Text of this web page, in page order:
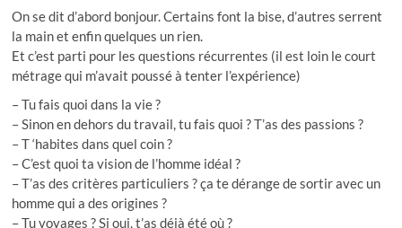
On se dit d’abord bonjour. Certains font la bise, d’autres serrent
la main et enfin quelques un rien.
Et c’est parti pour les questions récurrentes (il est loin le court
métrage qui m’avait poussé à tenter l’expérience)
– Tu fais quoi dans la vie ?
– Sinon en dehors du travail, tu fais quoi ? T’as des passions ?
– T ‘habites dans quel coin ?
– C’est quoi ta vision de l’homme idéal ?
– T’as des critères particuliers ? ça te dérange de sortir avec un
homme qui a des origines ?
– Tu voyages ? Si oui, t’as déjà été où ?